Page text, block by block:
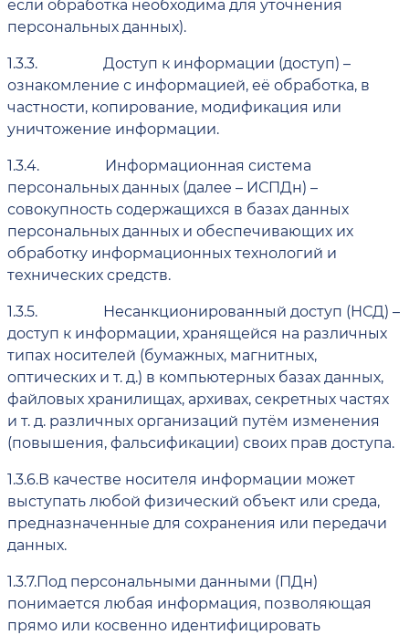
если обработка необходима для уточнения
персональных данных).
1.3.3.
Доступ к информации (доступ) –
ознакомление с информацией, её обработка, в
частности, копирование, модификация или
уничтожение информации.
1.3.4.
Информационная система
персональных данных (далее – ИСПДн) –
совокупность содержащихся в базах данных
персональных данных и обеспечивающих их
обработку информационных технологий и
технических средств.
1.3.5.
Несанкционированный доступ (НСД) –
доступ к информации, хранящейся на различных
типах носителей (бумажных, магнитных,
оптических и т. д.) в компьютерных базах данных,
файловых хранилищах, архивах, секретных частях
и т. д. различных организаций путём изменения
(повышения, фальсификации) своих прав доступа.
1.3.6.В качестве носителя информации может
выступать любой физический объект или среда,
предназначенные для сохранения или передачи
данных.
1.3.7.Под персональными данными (ПДн)
понимается любая информация, позволяющая
прямо или косвенно идентифицировать